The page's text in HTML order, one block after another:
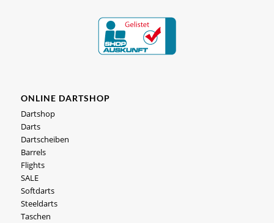
ONLINE DARTSHOP
Dartshop
Darts
Dartscheiben
Barrels
Flights
SALE
Softdarts
Steeldarts
Taschen